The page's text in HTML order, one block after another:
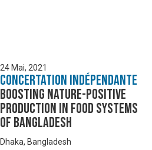
24 Mai, 2021
Concertation Indépendante
Boosting Nature-positive
Production in Food Systems
of Bangladesh
Dhaka, Bangladesh